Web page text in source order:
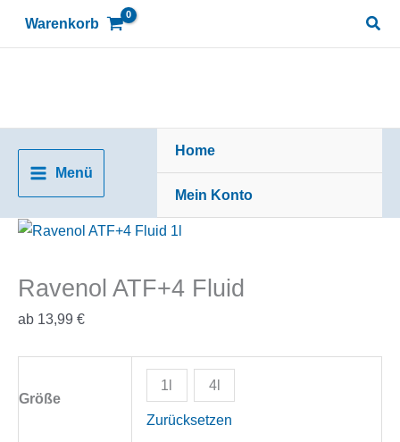
Warenkorb
Menü
Home
Mein Konto
Ravenol ATF+4 Fluid
ab 13,99 €
Größe
1l 4l
Zurücksetzen